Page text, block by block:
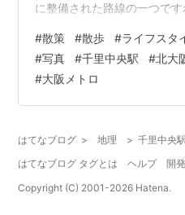
に整備された路線の一つで
です。 最寄りからだと千里
梅田から大阪メトロ御堂筋線
内板には延伸区画の北大阪急
も表記されています。 あ、
大阪急行が乗り入れしていま
#散策 #散歩 #ライフスタ
#写真 #千里中央駅 #北大
#大阪メトロ
はてなブログ > 地理 > 千里中央駅
はてなブログ タグとは
ヘルプ 開
Copyright (C) 2001-2026 Hatena.